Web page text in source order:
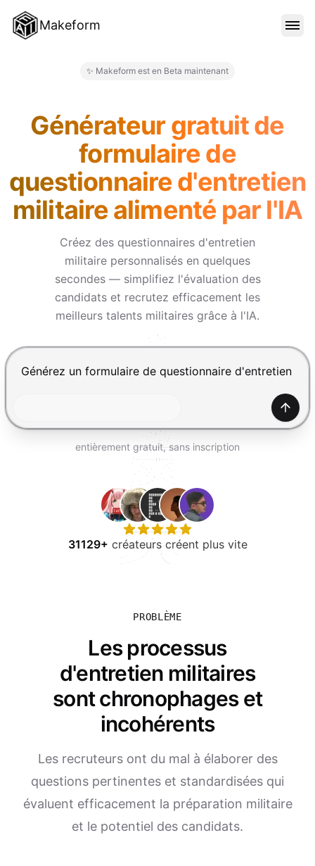
Makeform
TARIFS
SE CONNECTER
ESSAYER GRATUITEMENT
✨ Makeform est en Beta maintenant
Générateur gratuit de
formulaire de
questionnaire d'entretien
militaire alimenté par l'IA
Créez des questionnaires d'entretien
militaire personnalisés en quelques
secondes — simplifiez l'évaluation des
candidats et recrutez efficacement les
meilleurs talents militaires grâce à l'IA.
Appuyez sur Entrée pour envoyer, Maj+Entrée pour
entièrement gratuit, sans inscription
31129+ créateurs créent plus vite
PROBLÈME
Les processus
d'entretien militaires
sont chronophages et
incohérents
Les recruteurs ont du mal à élaborer des
questions pertinentes et standardisées qui
évaluent efficacement la préparation militaire
et le potentiel des candidats.